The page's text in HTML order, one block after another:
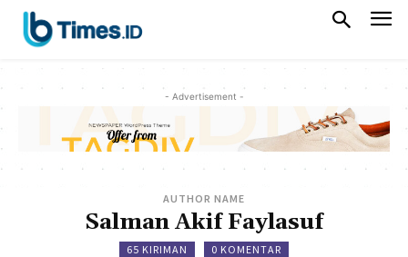
- Advertisement -
AUTHOR NAME
Salman Akif Faylasuf
65 KIRIMAN 0 KOMENTAR